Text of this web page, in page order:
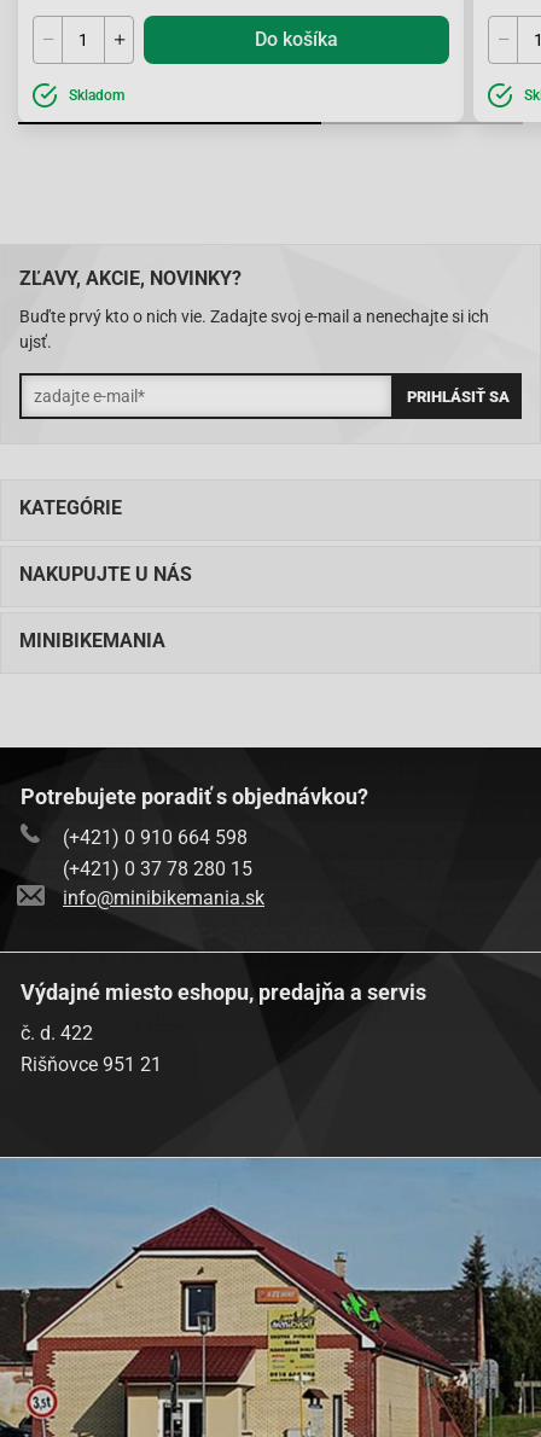
Do košíka
Skladom
ZĽAVY, AKCIE, NOVINKY?
Buďte prvý kto o nich vie. Zadajte svoj e-mail a nenechajte si ich
ujsť.
KATEGÓRIE
NAKUPUJTE U NÁS
MINIBIKEMANIA
Potrebujete poradiť s objednávkou?
(+421) 0 910 664 598
(+421) 0 37 78 280 15
info@minibikemania.sk
Výdajné miesto eshopu, predajňa a servis
č. d. 422
Rišňovce 951 21